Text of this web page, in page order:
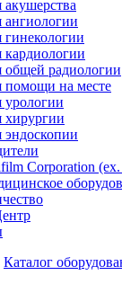
акушерства
ангиологии
гинекологии
кардиологии
общей радиологии
помощи на месте
урологии
хирургии
эндоскопии
Corporation
Каталог